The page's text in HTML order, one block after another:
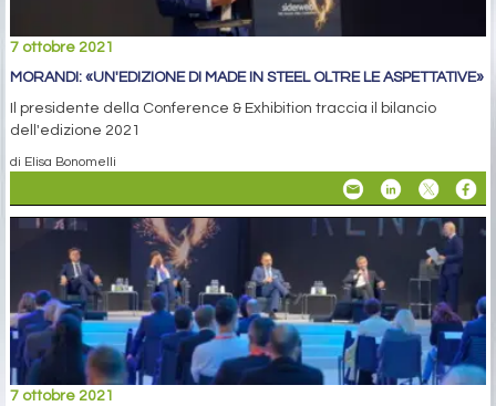
7 ottobre 2021
MORANDI: «UN'EDIZIONE DI MADE IN STEEL OLTRE LE ASPETTATIVE»
Il presidente della Conference & Exhibition traccia il bilancio
dell'edizione 2021
di Elisa Bonomelli
7 ottobre 2021